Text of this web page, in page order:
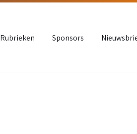
Rubrieken Sponsors